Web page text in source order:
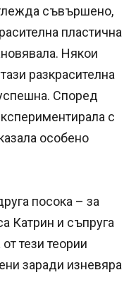
съвършено,
пластична
Някои
разкрасителна
Според
с
особено
посока – за
Катрин и съпруга
тези теории
заради изневяра